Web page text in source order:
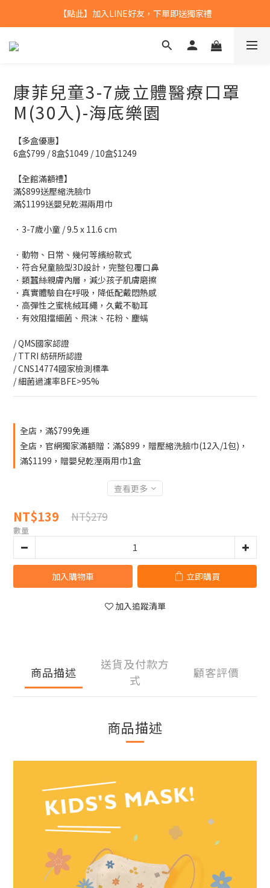
【點此】加入LINE好友，下單即送獨家禮
【點此】加入LINE好友，下單即送獨家禮
全館滿$799，本島免運
康菲兒童3-7歲立體醫療口罩
M(30入)-海底樂園
【多盒優惠】
6盒$799 / 8盒$1049 / 10盒$1249
【全館滿額禮】
滿$899送壓縮洗臉巾
滿$1199送嬰兒乾濕兩用巾
．3-7歲小童 / 9.5 x 11.6 cm
．動物、日常、幾何等繽紛款式
．符合兒童臉型3D設計，完整包覆口鼻
．類蠶絲親膚內層，減少孩子肌膚磨擦
．真實體驗自在呼吸，降低配戴悶熱感
．高彈性之蜜桃絨耳繩，久戴不勒耳
．有效阻擋細菌、飛沫、花粉、塵螨
/ QMS國家認證
/ TTRI 紡研所認證
/ CNS14774國家檢測標準
/ 細菌過濾率BFE>95%
全店，滿$799免運
全店，官網獨家滿額贈：滿$899，贈壓縮洗臉巾(12入/1包)，
滿$1199，贈嬰兒乾溼兩用巾1盒
查看更多
NT$139 NT$279
數量
加入購物車 立即購買
加入追蹤清單
商品描述
送貨及付款方
式
顧客評價
商品描述